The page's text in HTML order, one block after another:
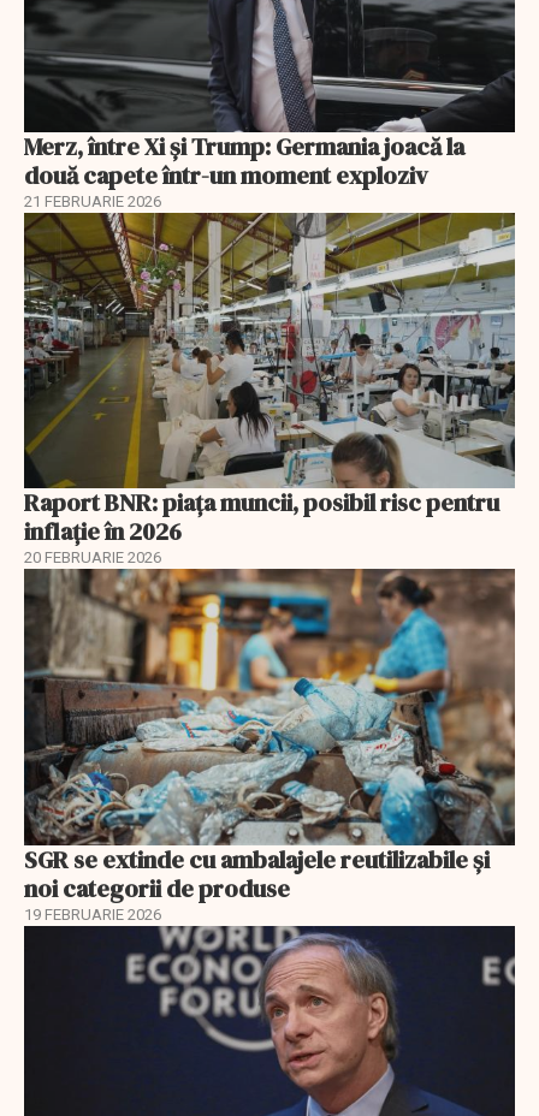
Merz, între Xi și Trump: Germania joacă la
două capete într-un moment exploziv
21 FEBRUARIE 2026
Raport BNR: piața muncii, posibil risc pentru
inflație în 2026
20 FEBRUARIE 2026
SGR se extinde cu ambalajele reutilizabile și
noi categorii de produse
19 FEBRUARIE 2026